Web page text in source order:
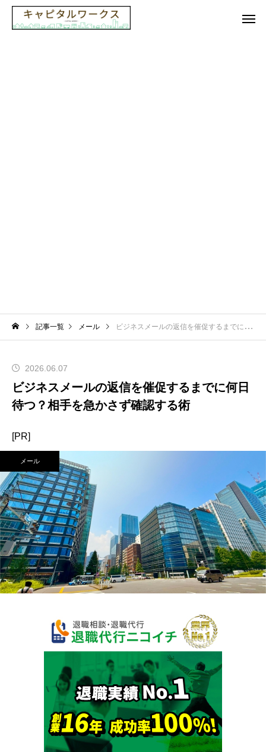
記事一覧 メール ビジネスメールの返信を催促するまでに何日待つ？相手を急かさず確認する術
2026.06.07
ビジネスメールの返信を催促するまでに何日
待つ？相手を急かさず確認する術
[PR]
メール